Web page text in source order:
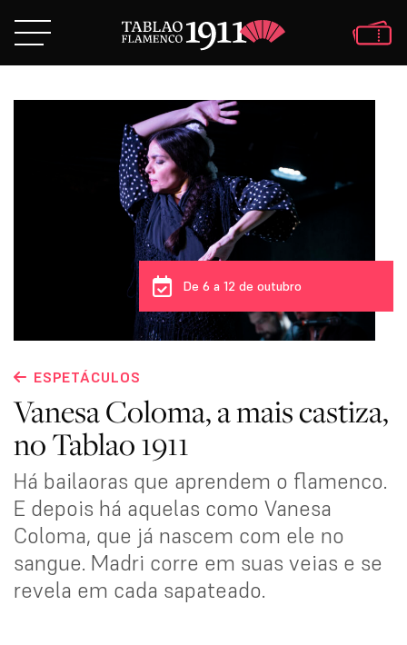
De 6 a 12 de outubro
ESPETÁCULOS
Vanesa Coloma, a mais castiza,
no Tablao 1911
Há bailaoras que aprendem o flamenco.
E depois há aquelas como Vanesa
Coloma, que já nascem com ele no
sangue. Madri corre em suas veias e se
revela em cada sapateado.